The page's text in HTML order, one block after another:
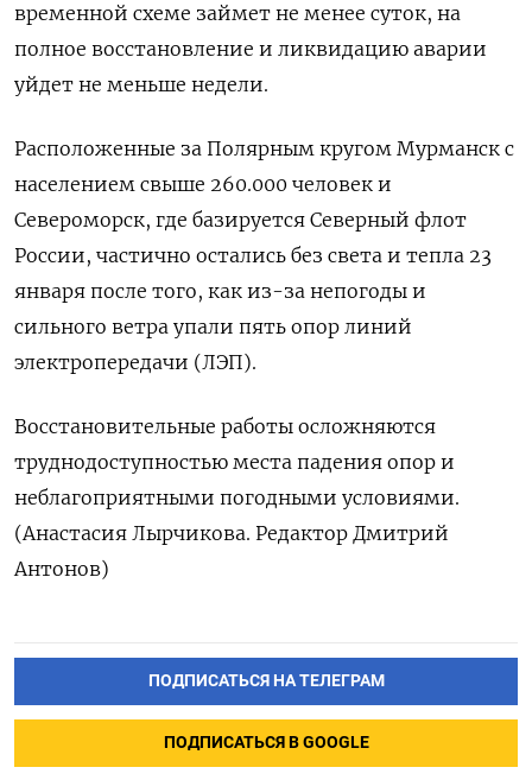
временной схеме займет не менее суток, на
полное ⁠восстановление и ликвидацию аварии
‍уйдет не меньше недели.
Расположенные за Полярным ‌кругом Мурманск с
населением свыше 260.000 человек и
Североморск, где базируется Северный флот
России, частично остались без света и тепла 23
января ‍после того, как ‍из-за непогоды и
сильного ветра упали ‍пять опор линий
электропередачи (ЛЭП).
Восстановительные работы осложняются
труднодоступностью места падения опор и
неблагоприятными ⁠погодными условиями.
(Анастасия Лырчикова. Редактор Дмитрий
Антонов)
ПОДПИСАТЬСЯ НА ТЕЛЕГРАМ
ПОДПИСАТЬСЯ В GOOGLE